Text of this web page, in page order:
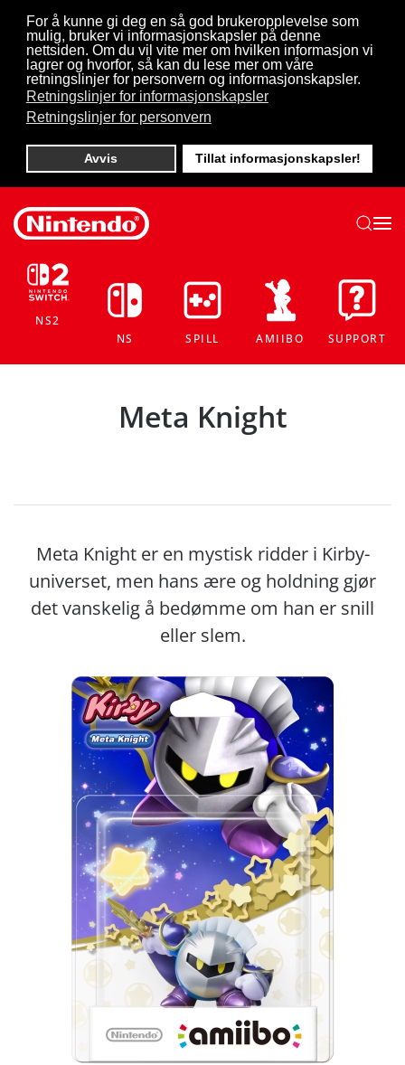
For å kunne gi deg en så god brukeropplevelse som
mulig, bruker vi informasjonskapsler på denne
nettsiden. Om du vil vite mer om hvilken informasjon vi
lagrer og hvorfor, så kan du lese mer om våre
retningslinjer for personvern og informasjonskapsler.
Retningslinjer for informasjonskapsler
Retningslinjer for personvern
Avvis Tillat informasjonskapsler!
Skip to main content
NS2
NS
SPILL AMIIBO SUPPORT
Meta Knight
Meta Knight er en mystisk ridder i Kirby-
universet, men hans ære og holdning gjør
det vanskelig å bedømme om han er snill
eller slem.